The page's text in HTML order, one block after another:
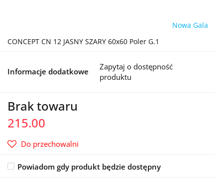
Nowa Gala
CONCEPT CN 12 JASNY SZARY 60x60 Poler G.1
Informacje dodatkowe
Zapytaj o dostępność
produktu
Brak towaru
215.00
Do przechowalni
Powiadom gdy produkt będzie dostępny